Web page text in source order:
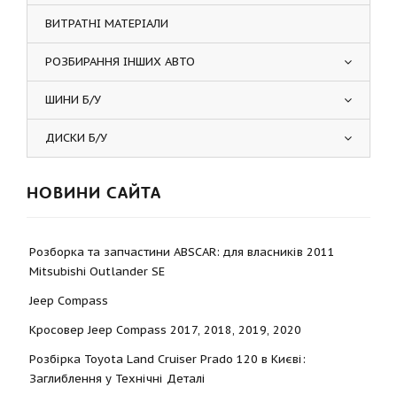
ВИТРАТНІ МАТЕРІАЛИ
РОЗБИРАННЯ ІНШИХ АВТО
ШИНИ Б/У
ДИСКИ Б/У
НОВИНИ САЙТА
Розборка та запчастини ABSCAR: для власників 2011
Mitsubishi Outlander SE
Jeep Compass
Кросовер Jeep Compass 2017, 2018, 2019, 2020
Розбірка Toyota Land Cruiser Prado 120 в Києві:
Заглиблення у Технічні Деталі